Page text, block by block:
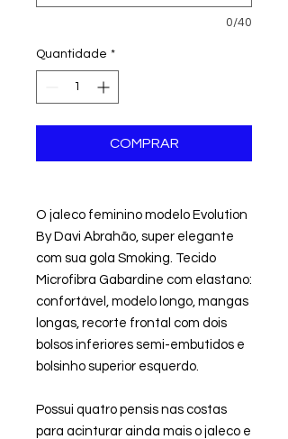
0/40
Quantidade *
COMPRAR
O jaleco feminino modelo Evolution
By Davi Abrahão, super elegante
com sua gola Smoking. Tecido
Microfibra Gabardine com elastano:
confortável, modelo longo, mangas
longas, recorte frontal com dois
bolsos inferiores semi-embutidos e
bolsinho superior esquerdo.
Possui quatro pensis nas costas
para acinturar ainda mais o jaleco e